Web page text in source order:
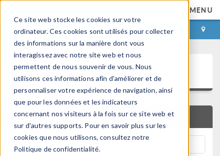
Ce site web stocke les cookies sur votre
ordinateur. Ces cookies sont utilisés pour collecter
des informations sur la manière dont vous
interagissez avec notre site web et nous
permettent de nous souvenir de vous. Nous
utilisons ces informations afin d'améliorer et de
personnaliser votre expérience de navigation, ainsi
que pour les données et les indicateurs
concernant nos visiteurs à la fois sur ce site web et
sur d'autres supports. Pour en savoir plus sur les
cookies que nous utilisons, consultez notre
Politique de confidentialité.
MENU
CONNEXION CONTACT
Bibliothèque d'Applications
RECHERCHE RAPIDE